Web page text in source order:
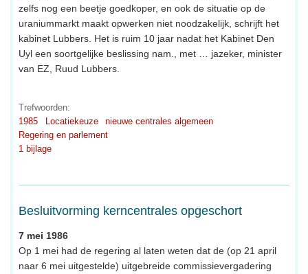
zelfs nog een beetje goedkoper, en ook de situatie op de
uraniummarkt maakt opwerken niet noodzakelijk, schrijft het
kabinet Lubbers. Het is ruim 10 jaar nadat het Kabinet Den
Uyl een soortgelijke beslissing nam., met … jazeker, minister
van EZ, Ruud Lubbers.
Trefwoorden:
1985
Locatiekeuze
nieuwe centrales algemeen
Regering en parlement
1 bijlage
Besluitvorming kerncentrales opgeschort
7 mei 1986
Op 1 mei had de regering al laten weten dat de (op 21 april
naar 6 mei uitgestelde) uitgebreide commissievergadering